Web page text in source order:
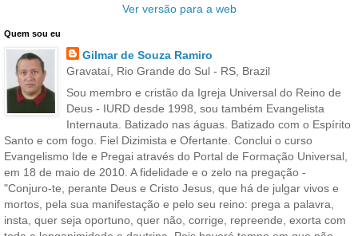
Ver versão para a web
Quem sou eu
Gilmar de Souza Ramiro
Gravataí, Rio Grande do Sul - RS, Brazil
Sou membro e cristão da Igreja Universal do Reino de
Deus - IURD desde 1998, sou também Evangelista
Internauta. Batizado nas águas. Batizado com o Espírito
Santo e com fogo. Fiel Dizimista e Ofertante. Conclui o curso
Evangelismo Ide e Pregai através do Portal de Formação Universal,
em 18 de maio de 2010. A fidelidade e o zelo na pregação -
"Conjuro-te, perante Deus e Cristo Jesus, que há de julgar vivos e
mortos, pela sua manifestação e pelo seu reino: prega a palavra,
insta, quer seja oportuno, quer não, corrige, repreende, exorta com